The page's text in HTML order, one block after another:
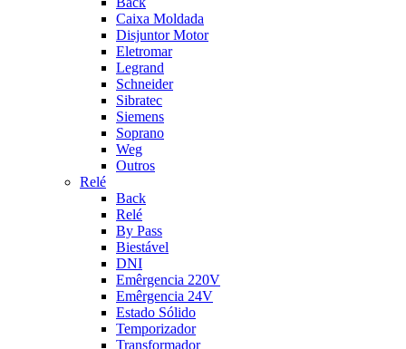
Caixa Moldada
Disjuntor Motor
Eletromar
Legrand
Schneider
Sibratec
Siemens
Soprano
Weg
Outros
Relé
Back
Relé
By Pass
Biestável
DNI
Emêrgencia 220V
Emêrgencia 24V
Estado Sólido
Temporizador
Transformador